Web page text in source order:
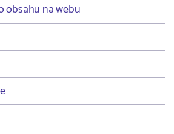
obsahu na webu